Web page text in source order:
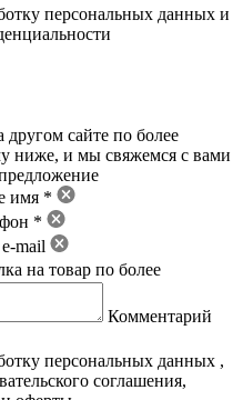
персональных данных и
сайте по более
ниже, и мы свяжемся с вами
имя *
*
mail
на товар по более
Комментарий
персональных данных ,
соглашения,